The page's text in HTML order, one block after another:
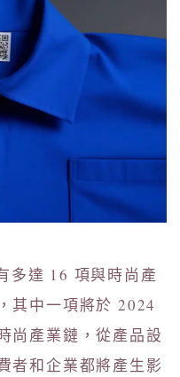
多達 16 項與時尚產
其中一項將於 2024
尚產業鏈，從產品設
者和企業都將產生影